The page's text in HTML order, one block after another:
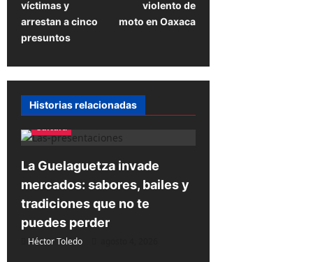
g
a
i
ó
d
e
e
n
t
víctimas y
arrestan a cinco
presuntos
violento de
moto en Oaxaca
Historias relacionadas
Cultura
La Guelaguetza invade
mercados: sabores, bailes y
tradiciones que no te
puedes perder
Héctor Toledo